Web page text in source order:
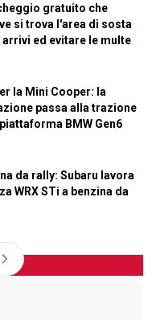
gratuito che
si trova l'area di sosta
ed evitare le multe
la Mini Cooper: la
passa alla trazione
BMW Gen6
da rally: Subaru lavora
WRX STi a benzina da